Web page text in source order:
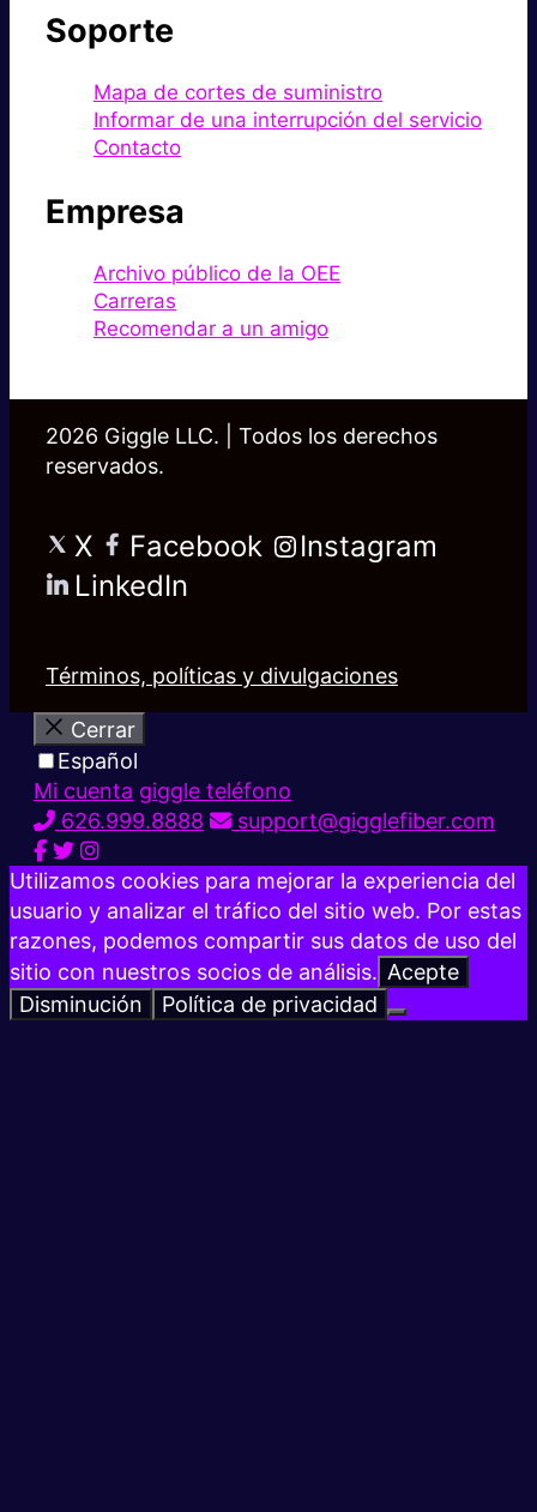
Soporte
Mapa de cortes de suministro
Informar de una interrupción del servicio
Contacto
Empresa
Archivo público de la OEE
Carreras
Recomendar a un amigo
2026 Giggle LLC. | Todos los derechos
reservados.
X Facebook
Instagram
LinkedIn
Términos, políticas y divulgaciones
Cerrar
Español
Mi cuenta giggle teléfono
626.999.8888
support@gigglefiber.com
Utilizamos cookies para mejorar la experiencia del
usuario y analizar el tráfico del sitio web. Por estas
razones, podemos compartir sus datos de uso del
sitio con nuestros socios de análisis. Acepte
Disminución
Política de privacidad